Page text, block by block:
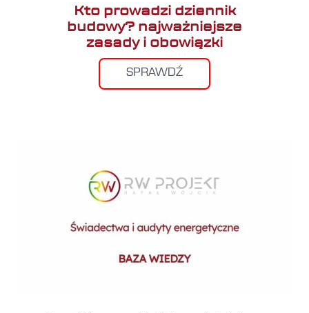
Kto prowadzi dziennik
budowy? najważniejsze
zasady i obowiązki
SPRAWDŹ